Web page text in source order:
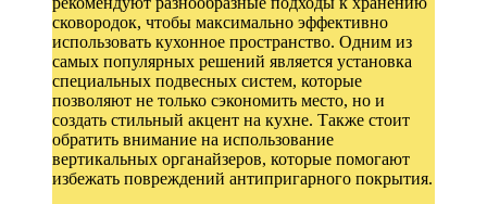
сковородок, чтобы максимально эффективно
использовать кухонное пространство. Одним из
самых популярных решений является установка
специальных подвесных систем, которые
позволяют не только сэкономить место, но и
создать стильный акцент на кухне. Также стоит
обратить внимание на использование
вертикальных органайзеров, которые помогают
избежать повреждений антипригарного покрытия.